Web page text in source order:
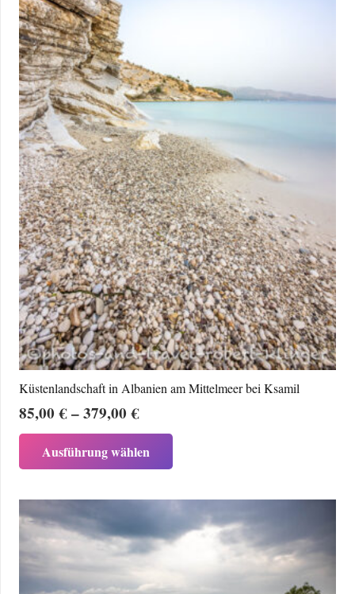
Küstenlandschaft in Albanien am Mittelmeer bei Ksamil
85,00€–379,00€Preisspanne:
85,00 €
bis
379,00 €
Ausführung wählen
mehrere
Varianten
auf.
Optionen